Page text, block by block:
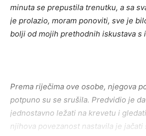
minuta se prepustila trenutku, a sa
je prolazio, moram ponoviti, sve je
bolji od mojih prethodnih iskustava s
Prema riječima ove osobe, njegova
potpuno su se srušila. Predvidio je
jednostavno ležati na krevetu i
njihova povezanost nastavila je jačati